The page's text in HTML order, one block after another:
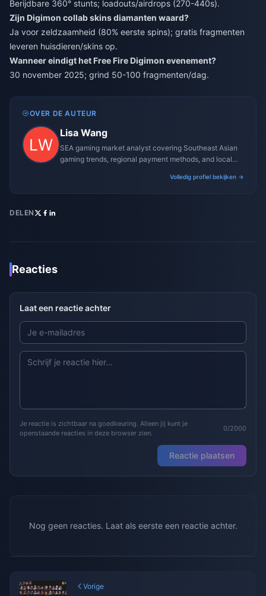
Berijdbare 360° stunts; loadouts/airdrops (270-440s).
Zijn Digimon collab skins diamanten waard?
Ja voor zeldzaamheid (80% eerste spins); gratis fragmenten
leveren huisdieren/skins op.
Wanneer eindigt het Free Fire Digimon evenement?
30 november 2025; grind 50-100 fragmenten/dag.
OVER DE AUTEUR
Lisa Wang
SEA gaming market analyst covering Southeast Asian
gaming trends, regional payment methods, and local
Volledig profiel bekijken →
DELEN
Reacties
Laat een reactie achter
Je reactie is zichtbaar na goedkeuring. Alleen jij kunt je
openstaande reacties in deze browser zien.
0/2000
Reactie plaatsen
Nog geen reacties. Laat als eerste een reactie achter.
Vorige